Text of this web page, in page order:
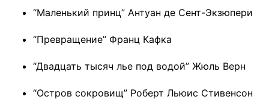
“Маленький принц” Антуан де Сент-Экзюпери
“Превращение” Франц Кафка
“Двадцать тысяч лье под водой” Жюль Верн
“Остров сокровищ” Роберт Льюис Стивенсон